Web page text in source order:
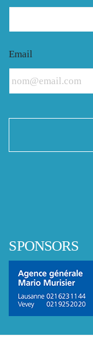
Email
SPONSORS